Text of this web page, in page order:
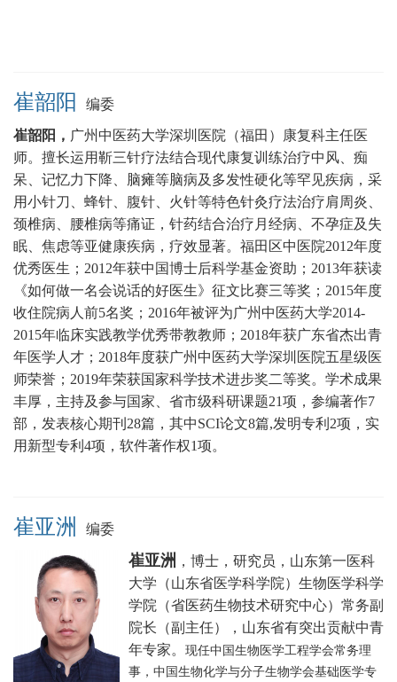
崔韶阳 编委
崔韶阳， 广州中医药大学深圳医院（福田）康复科主任医
师。 擅长运用靳三针疗法结合现代康复训练治疗中风、痴
呆、记忆力下降、脑瘫等脑病及多发性硬化等罕见疾病，采
用小针刀、蜂针、腹针、火针等特色针灸疗法治疗肩周炎、
颈椎病、腰椎病等痛证，针药结合治疗月经病、不孕症及失
眠、焦虑等亚健康疾病，疗效显著。 福田区中医院2012年度
优秀医生；2012年获中国博士后科学基金资助；2013年获读
《如何做一名会说话的好医生》征文比赛三等奖；2015年度
收住院病人前5名奖；2016年被评为广州中医药大学2014-
2015年临床实践教学优秀带教教师；2018年获广东省杰出青
年医学人才；2018年度获广州中医药大学深圳医院五星级医
师荣誉；2019年荣获国家科学技术进步奖二等奖。学术成果
丰厚，主持及参与国家、省市级科研课题21项，参编著作7
部，发表核心期刊28篇，其中SCI论文8篇,发明专利2项，实
用新型专利4项，软件著作权1项。
崔亚洲 编委
崔亚洲 ，博士，研究员，山东第一医科
大学（山东省医学科学院）生物医学科学
学院（省医药生物技术研究中心）常务副
院长（副主任），山东省有突出贡献中青
年专家。 现任中国生物医学工程学会常务理
事，中国生物化学与分子生物学会基础医学专